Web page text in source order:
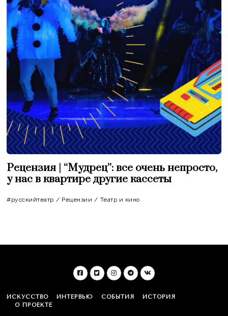
Рецензия | “Мудрец”: все очень непросто,
у нас в квартире другие кассеты
#русскийтеатр / Рецензии / Театр и кино
ИСКУССТВО ИНТЕРВЬЮ СОБЫТИЯ
ИСТОРИЯ
О ПРОЕКТЕ